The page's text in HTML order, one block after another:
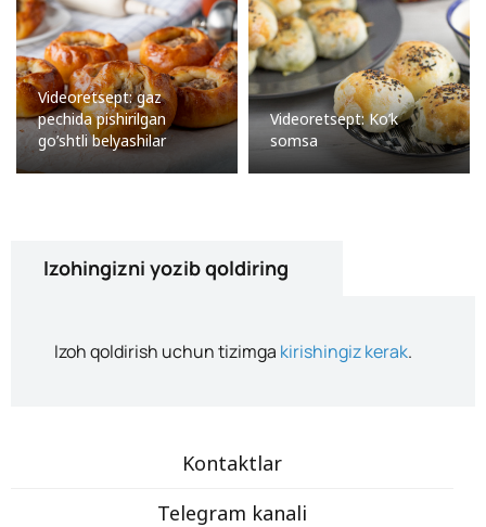
Videoretsept: gaz
pechida pishirilgan
go’shtli belyashilar
Videoretsept: Ko’k
somsa
Izohingizni yozib qoldiring
Izoh qoldirish uchun tizimga kirishingiz kerak.
Kontaktlar
Telegram kanali